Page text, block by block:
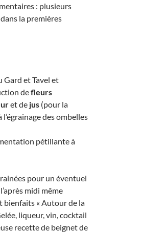
: plusieurs
la premières
Gard et Tavel et
defleurs
et de jus (pour la
des ombelles
pétillante à
pour un éventuel
l’après midi même
« Autour de la
liqueur, vin, cocktail
recette de beignet de